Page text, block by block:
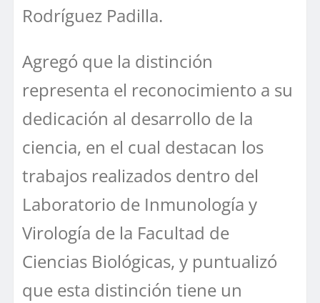
Rodríguez Padilla.
Agregó que la distinción
representa el reconocimiento a su
dedicación al desarrollo de la
ciencia, en el cual destacan los
trabajos realizados dentro del
Laboratorio de Inmunología y
Virología de la Facultad de
Ciencias Biológicas, y puntualizó
que esta distinción tiene un